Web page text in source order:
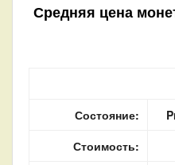
Средняя цена
Состояние:
Стоимость: